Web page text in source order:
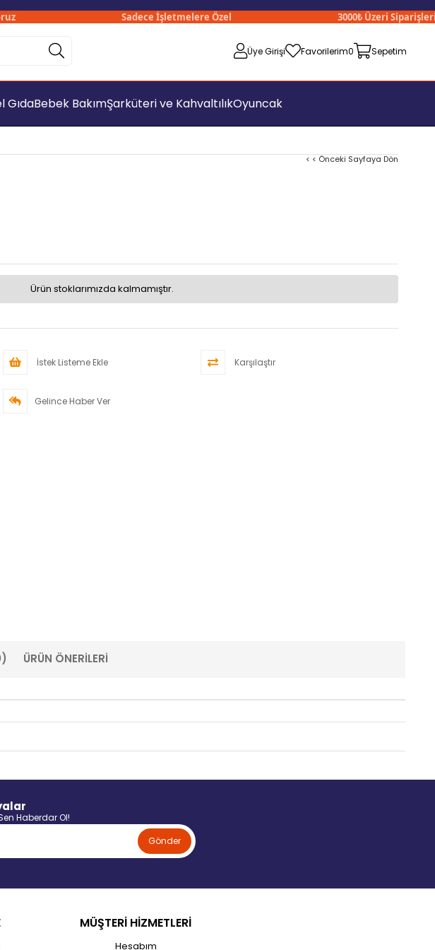
Sadece İşletmelere Özel 3000₺ Üzeri
Üye Girişi Favorilerim0 Sepetim
GıdaBebek BakımŞarküteri ve KahvaltılıkOyuncak
< < Önceki Sayfaya Dön
Ürün stoklarımızda kalmamıştır.
İstek Listeme Ekle Karşılaştır
Gelince Haber Ver
ÜRÜN ÖNERILERI
Haberdar Ol!
Gönder
MÜŞTERİ HİZMETLERİ
Hesabım